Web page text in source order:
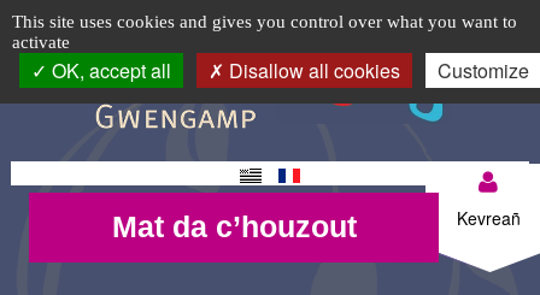
Cookie management panel
This site uses cookies and gives you control over what you want to
activate
OK, accept all Disallow all cookies Customize
TPL_C3RB_RGAA_EVITEMENT_MENU
TPL_C3RB_RGAA_EVITEMENT_CONTENT
TPL_C3RB_RGAA_EVITEMENT_LOGIN
Exposition
"Portraits
de
bestioles"
Logo
top-
BR
Changement
de langue
Mon
compte-
Kevreañ
Mat da
c’houzout
Mat da c’houzout